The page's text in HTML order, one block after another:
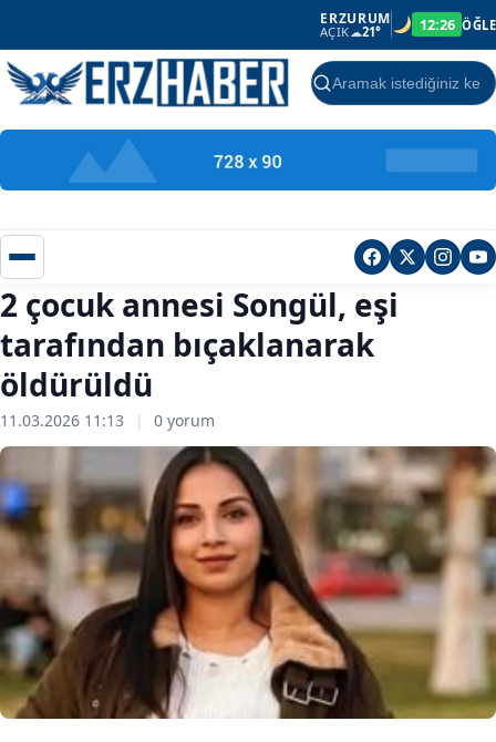
ERZURUM
AÇIK ☁21° 12:26 ÖĞLE
Ara
2 çocuk annesi Songül, eşi
tarafından bıçaklanarak
öldürüldü
11.03.2026 11:13 | 0 yorum